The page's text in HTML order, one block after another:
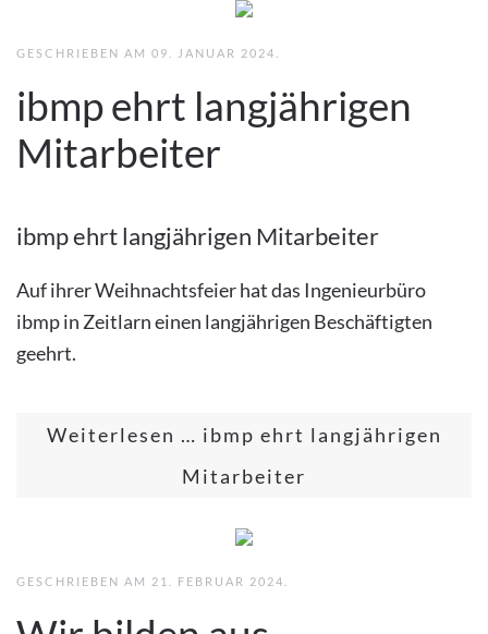
GESCHRIEBEN AM 09. JANUAR 2024
ibmp ehrt langjährigen
Mitarbeiter
ibmp ehrt langjährigen Mitarbeiter
Auf ihrer Weihnachtsfeier hat das Ingenieurbüro
ibmp in Zeitlarn einen langjährigen Beschäftigten
geehrt.
Weiterlesen … ibmp ehrt langjährigen
Mitarbeiter
GESCHRIEBEN AM 21. FEBRUAR 2024